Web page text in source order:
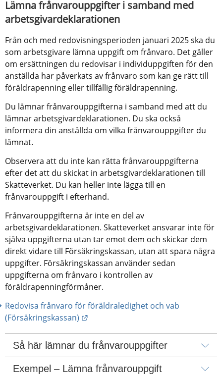
Lämna frånvarouppgifter i samband med
arbetsgivardeklarationen
Från och med redovisningsperioden januari 2025 ska du
som arbetsgivare lämna uppgift om frånvaro. Det gäller
om ersättningen du redovisar i individuppgiften för den
anställda har påverkats av frånvaro som kan ge rätt till
föräldrapenning eller tillfällig föräldrapenning.
Du lämnar frånvarouppgifterna i samband med att du
lämnar arbetsgivardeklarationen. Du ska också
informera din anställda om vilka frånvarouppgifter du
lämnat.
Observera att du inte kan rätta frånvarouppgifterna
efter det att du skickat in arbetsgivardeklarationen till
Skatteverket. Du kan heller inte lägga till en
frånvarouppgift i efterhand.
Frånvarouppgifterna är inte en del av
arbetsgivardeklarationen. Skatteverket ansvarar inte för
själva uppgifterna utan tar emot dem och skickar dem
direkt vidare till Försäkringskassan, utan att spara några
uppgifter. Försäkringskassan använder sedan
uppgifterna om frånvaro i kontrollen av
föräldrapenningförmåner.
Redovisa frånvaro för föräldraledighet och vab
(Försäkringskassan)
Så här lämnar du frånvarouppgifter
Exempel – Lämna frånvarouppgift